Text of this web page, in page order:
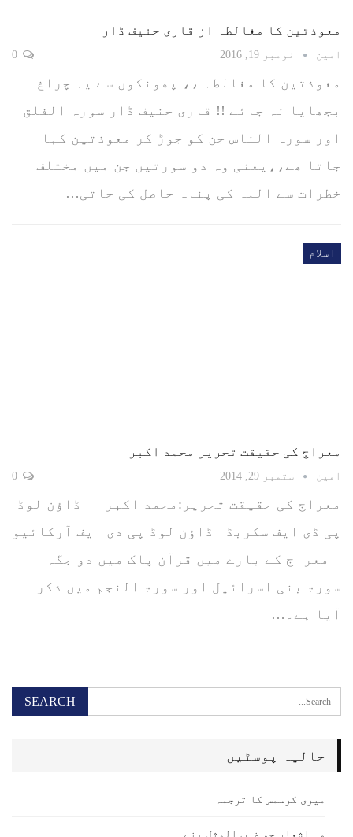
معوذتین کا مغالطہ از قاری حنیف ڈار
امین نومبر 19, 2016
معوذتین کا مغالطہ ،، پھونکوں سے یہ چراغ
بجھایا نہ جائے !! قاری حنیف ڈار سورہ الفلق
اور سورہ الناس جن کو جوڑ کر معوذتین کہا
جاتا ھے،،یعنی وہ دو سورتیں جن میں مختلف
خطرات سے اللہ کی پناہ حاصل کی جاتی…
اسلام
معراج کی حقیقت تحریر محمد اکبر
امین ستمبر 29, 2014
معراج کی حقیقت تحریر:محمد اکبر ڈاؤن لوڈ
پی ڈی ایف سکربڈ ڈاؤن لوڈ پی دی ایف آرکائیو
معراج کے بارے میں قرآن پاک میں دو جگہ
سورۃ بنی اسرائیل اور سورۃ النجم میں ذکر
آیا ہے۔…
حالیہ پوسٹیں
میری کرسمس کا ترجمہ
وہ اشعار جو ضرب المثل بنے